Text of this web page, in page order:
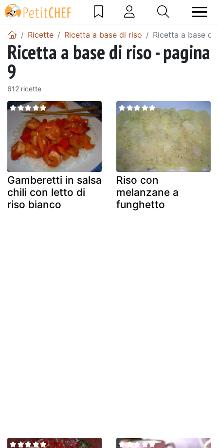
Ricette Ricetta a base di riso Ricetta a base
Ricetta a base di riso - pagina
9
612 ricette
Gamberetti in salsa
chili con letto di
riso bianco
Riso con
melanzane a
funghetto